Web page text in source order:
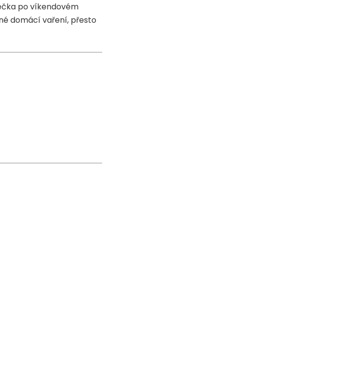
po víkendovém
domácí vaření, přesto